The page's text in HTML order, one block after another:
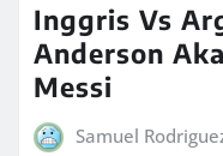
Inggris Vs
Anderson
Messi
Samuel